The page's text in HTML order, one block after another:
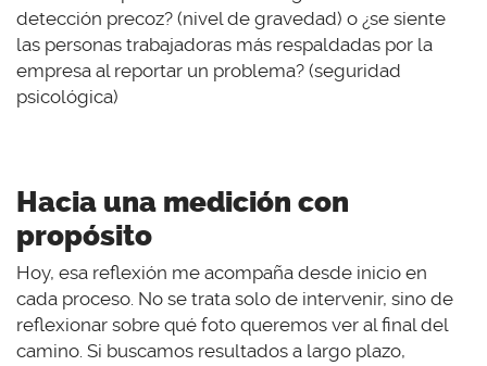
detección precoz? (nivel de gravedad) o ¿se siente
las personas trabajadoras más respaldadas por la
empresa al reportar un problema? (seguridad
psicológica)
Hacia una medición con
propósito
Hoy, esa reflexión me acompaña desde inicio en
cada proceso. No se trata solo de intervenir, sino de
reflexionar sobre qué foto queremos ver al final del
camino. Si buscamos resultados a largo plazo,